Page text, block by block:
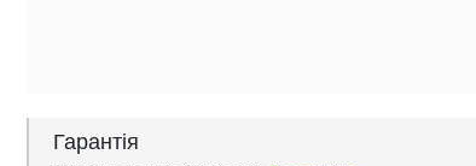
Гарантія